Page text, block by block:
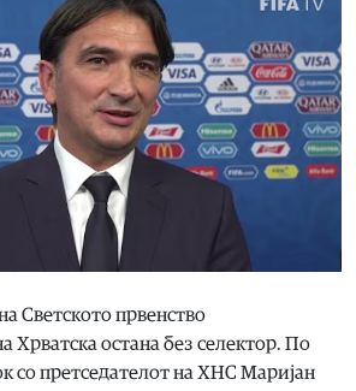
Светското првенство
Хрватска остана без селектор. По
со претседателот на ХНС Маријан